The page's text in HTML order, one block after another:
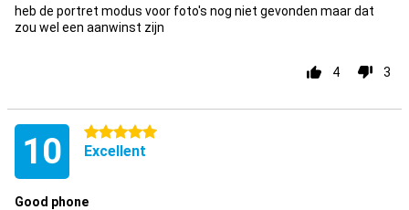
heb de portret modus voor foto's nog niet gevonden maar dat
4 3
10 5 étoiles
Excellent
Good phone